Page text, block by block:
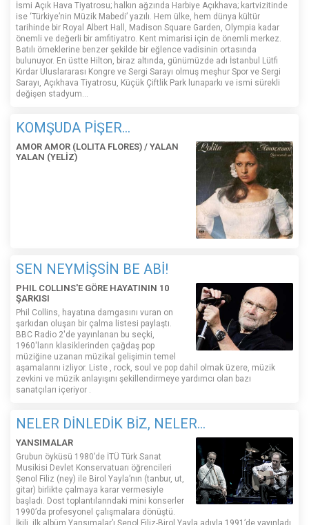
İsmi Açık Hava Tiyatrosu; halkın ağzında Harbiye Açıkhava; kartvizitinde
ise ‘Türkiye’nin Müzik Mabedi’ yazılı. Hem ülke, hem dünya kültür
tarihinde bir Royal Albert Hall, Madison Square Garden, Olympia kadar
önemli ve değerli bir amfitiyatro. Kent mimarisi için de önemli merkez.
Batılı örneklerine benzer şekilde bir eğlence vadisinin ortasında
bulunuyor. En üstte Hilton, biraz altında, günümüzde adı İstanbul Lütfi
Kırdar Uluslararası Kongre ve Sergi Sarayı olmuş meşhur Spor ve Sergi
Sarayı, Açıkhava Tiyatrosu, Küçük Çiftlik Park lunaparkı ve ismi sürekli
değişen stadyum…
KOMŞUDA PİŞER...
AMOR AMOR (LOLITA FLORES) / YALAN
YALAN (YELİZ)
SEN NEYMİŞSİN BE ABİ!
PHIL COLLINS'E GÖRE HAYATININ 10
ŞARKISI
Phil Collins, hayatına damgasını vuran on
şarkıdan oluşan bir çalma listesi paylaştı.
BBC Radio 2'de yayınlanan bu seçki,
1960'ların klasiklerinden çağdaş pop
müziğine uzanan müzikal gelişimin temel
aşamalarını izliyor. Liste , rock, soul ve pop dahil olmak üzere, müzik
zevkini ve müzik anlayışını şekillendirmeye yardımcı olan bazı
sanatçıları içeriyor .
NELER DİNLEDİK BİZ, NELER...
YANSIMALAR
Grubun öyküsü 1980’de İTÜ Türk Sanat
Musikisi Devlet Konservatuarı öğrencileri
Şenol Filiz (ney) ile Birol Yayla’nın (tanbur, ut,
gitar) birlikte çalmaya karar vermesiyle
başladı. Dost toplantılarındaki mini konserler
1990’da profesyonel çalışmalara dönüştü.
İkili, ilk albüm Yansımalar’ı Şenol Filiz-Birol Yayla adıyla 1991’de yayınladı.